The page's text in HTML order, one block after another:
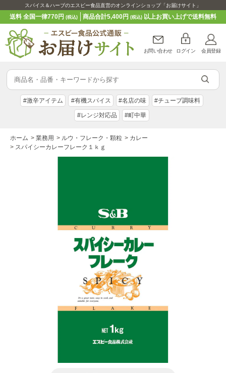
スパイス＆ハーブのエスビー食品直営のオンラインショップ「お届けサイト」
送料 全国一律770円(税込) 商品合計5,400円 (税込)以上お買い上げで送料無料
お問い合わせ ログイン 会員登録
#激辛アイテム #有機スパイス #名店の味 #チューブ調味料
#レンジ対応品 #町中華
ホーム > 業務用 > ルウ・フレーク・顆粒 > カレー
> スパイシーカレーフレーク１ｋｇ